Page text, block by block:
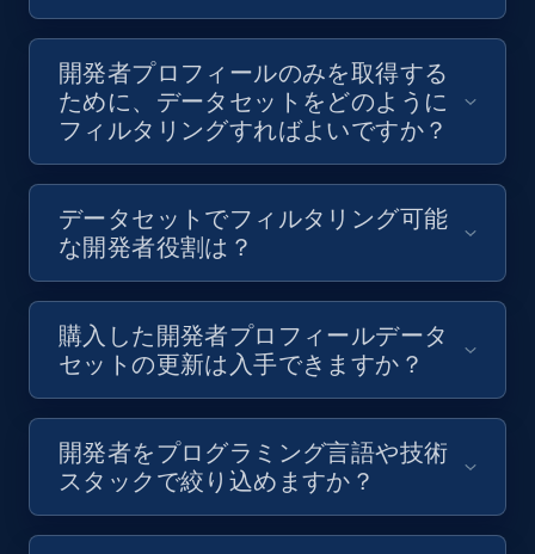
開発者データを取得
開発者プロフィールのみを取得する
ために、データセットをどのように
フィルタリングすればよいですか？
データセットでフィルタリング可能
な開発者役割は？
購入した開発者プロフィールデータ
セットの更新は入手できますか？
開発者をプログラミング言語や技術
スタックで絞り込めますか？